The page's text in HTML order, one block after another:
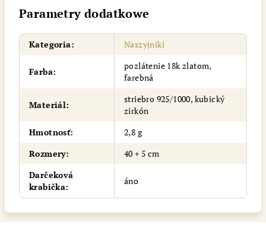
Parametry dodatkowe
Kategoria: Naszyjniki
Farba:
pozlátenie 18k zlatom,
farebná
Materiál:
striebro 925/1000, kubický
zirkón
Hmotnosť:
2,8 g
Rozmery:
40 + 5 cm
Darčeková
krabička:
áno